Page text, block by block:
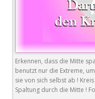
Erkennen, dass die Mitte
benutzt nur die Extreme,
sie von sich selbst ab !
Spaltung durch die Mitte !